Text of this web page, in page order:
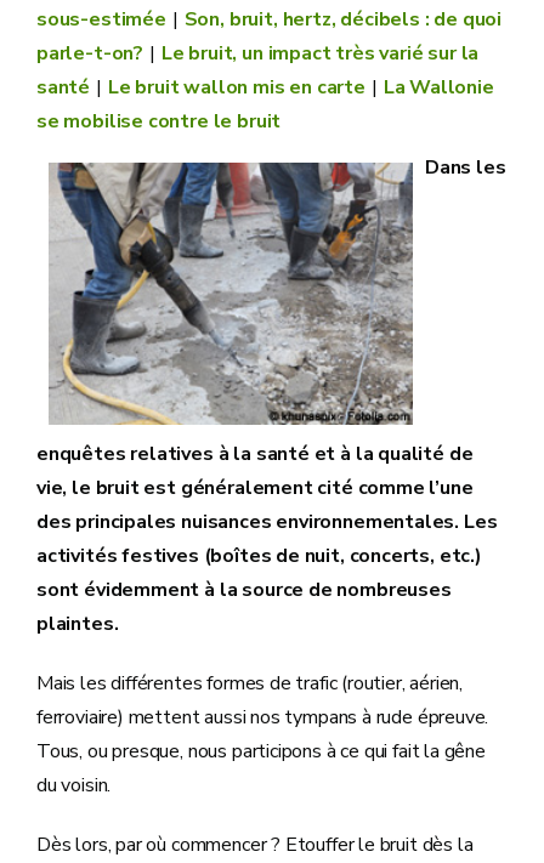
sous-estimée
Son, bruit, hertz, décibels : de quoi
parle-t-on?
Le bruit, un impact très varié sur la
santé
Le bruit wallon mis en carte
La Wallonie
se mobilise contre le bruit
Dans les
enquêtes relatives à la santé et à la qualité de
vie, le bruit est généralement cité comme l’une
des principales nuisances environnementales. Les
activités festives (boîtes de nuit, concerts, etc.)
sont évidemment à la source de nombreuses
plaintes.
Mais les différentes formes de trafic (routier, aérien,
ferroviaire) mettent aussi nos tympans à rude épreuve.
Tous, ou presque, nous participons à ce qui fait la gêne
du voisin.
Dès lors, par où commencer ? Etouffer le bruit dès la